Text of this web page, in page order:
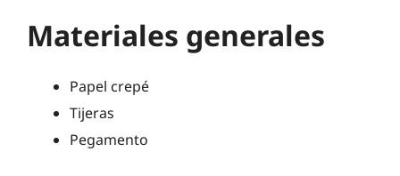
Materiales generales
Papel crepé
Tijeras
Pegamento